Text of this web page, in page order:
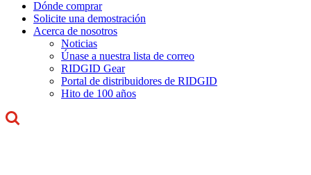
Dónde comprar
Solicite una demostración
Acerca de nosotros
Noticias
Únase a nuestra lista de correo
RIDGID Gear
Portal de distribuidores de RIDGID
Hito de 100 años